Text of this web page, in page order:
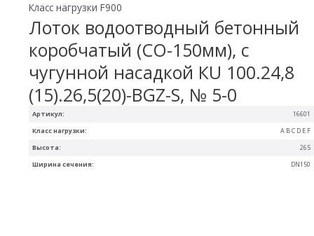
Артикул: 16601
Ширина сечения: DN150
Высота: 265
Класс нагрузки: A B C D E F
Класс нагрузки F900
Лоток водоотводный бетонный
коробчатый (СО-150мм), с
чугунной насадкой КU 100.24,8
(15).26,5(20)-BGZ-S, № 5-0